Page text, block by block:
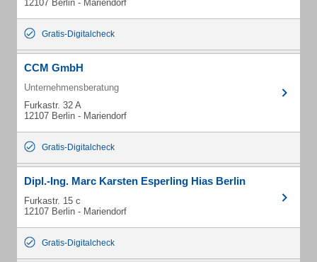
12107 Berlin - Mariendorf
Gratis-Digitalcheck
CCM GmbH
Unternehmensberatung
Furkastr. 32 A
12107 Berlin - Mariendorf
Gratis-Digitalcheck
Dipl.-Ing. Marc Karsten Esperling Hias Berlin
Furkastr. 15 c
12107 Berlin - Mariendorf
Gratis-Digitalcheck